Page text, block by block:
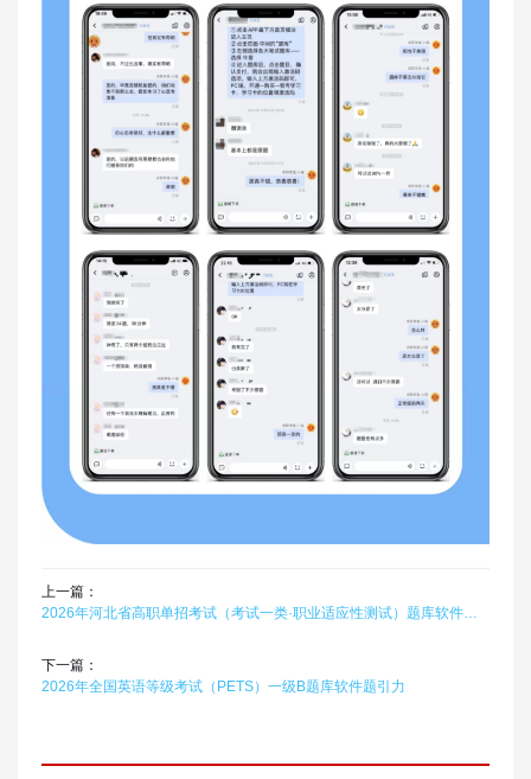
上一篇：
2026年河北省高职单招考试（考试一类·职业适应性测试）题库软件题引力
下一篇：
2026年全国英语等级考试（PETS）一级B题库软件题引力